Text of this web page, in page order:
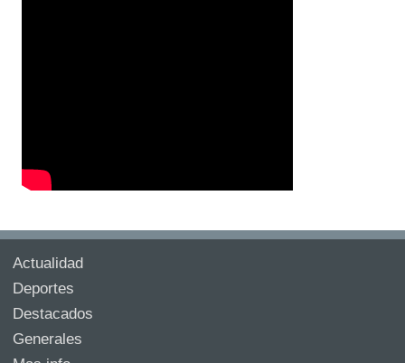
Actualidad
Deportes
Destacados
Generales